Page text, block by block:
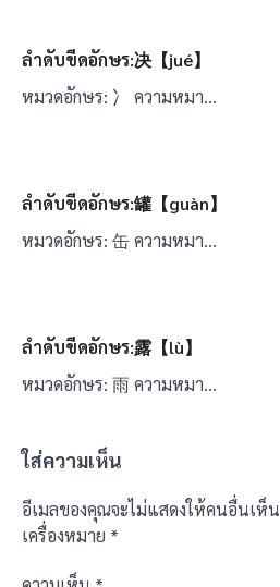
ลำดับขีดอักษร:决【jué】
หมวดอักษร: 冫 ความหมา…
ลำดับขีดอักษร:罐【guàn】
หมวดอักษร: 缶 ความหมา…
ลำดับขีดอักษร:露【lù】
หมวดอักษร: 雨 ความหมา…
ใส่ความเห็น
อีเมลของคุณจะไม่แสดงให้คนอื่นเห็น
เครื่องหมาย *